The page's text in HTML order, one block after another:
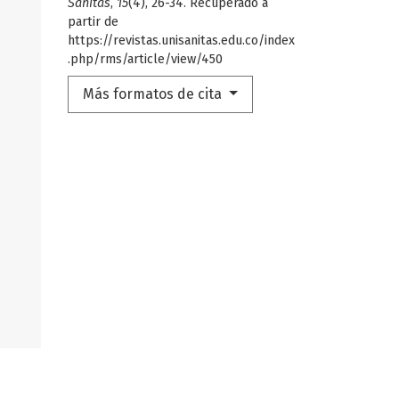
partir de
https://revistas.unisanitas.edu.co/index
.php/rms/article/view/450
Más formatos de cita